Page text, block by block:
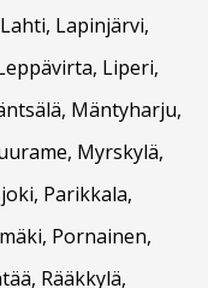
Lapinjärvi,
Liperi,
Mäntyharju,
Myrskylä,
Parikkala,
Pornainen,
Rääkkylä,